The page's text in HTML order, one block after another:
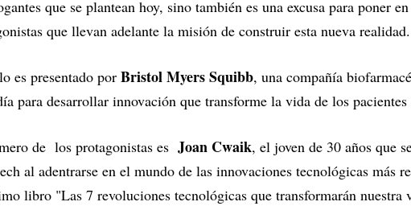
que se plantean hoy, sino también es una excusa para poner
que llevan adelante la misión de construir esta nueva realidad.
es presentado por Bristol Myers Squibb, una compañía
para desarrollar innovación que transforme la vida de los
de los protagonistas es Joan Cwaik, el joven de 30 años que
al adentrarse en el mundo de las innovaciones tecnológicas más
libro "Las 7 revoluciones tecnológicas que transformarán nuestra